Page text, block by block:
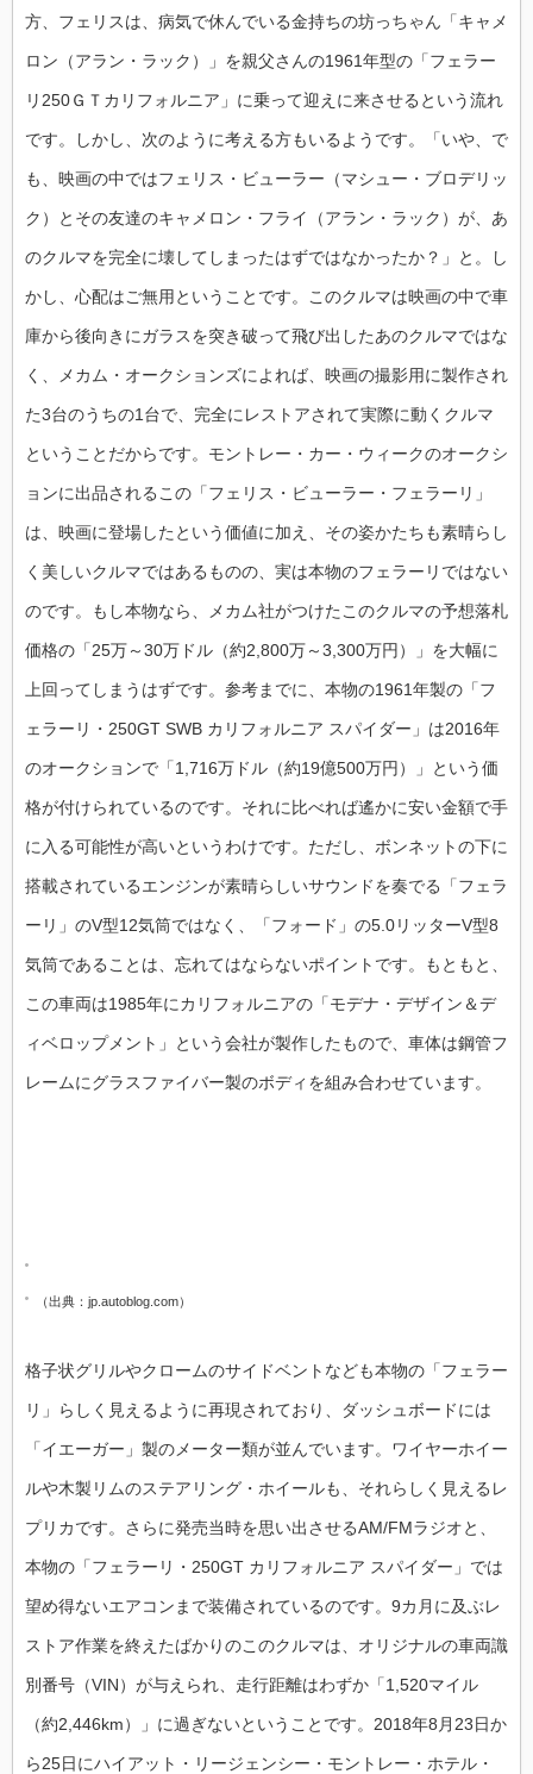
方、フェリスは、病気で休んでいる金持ちの坊っちゃん「キャメ
ロン（アラン・ラック）」を親父さんの1961年型の「フェラー
リ250ＧＴカリフォルニア」に乗って迎えに来させるという流れ
です。しかし、次のように考える方もいるようです。「いや、で
も、映画の中ではフェリス・ビューラー（マシュー・ブロデリッ
ク）とその友達のキャメロン・フライ（アラン・ラック）が、あ
のクルマを完全に壊してしまったはずではなかったか？」と。し
かし、心配はご無用ということです。このクルマは映画の中で車
庫から後向きにガラスを突き破って飛び出したあのクルマではな
く、メカム・オークションズによれば、映画の撮影用に製作され
た3台のうちの1台で、完全にレストアされて実際に動くクルマ
ということだからです。モントレー・カー・ウィークのオークシ
ョンに出品されるこの「フェリス・ビューラー・フェラーリ」
は、映画に登場したという価値に加え、その姿かたちも素晴らし
く美しいクルマではあるものの、実は本物のフェラーリではない
のです。もし本物なら、メカム社がつけたこのクルマの予想落札
価格の「25万～30万ドル（約2,800万～3,300万円）」を大幅に
上回ってしまうはずです。参考までに、本物の1961年製の「フ
ェラーリ・250GT SWB カリフォルニア スパイダー」は2016年
のオークションで「1,716万ドル（約19億500万円）」という価
格が付けられているのです。それに比べれば遙かに安い金額で手
に入る可能性が高いというわけです。ただし、ボンネットの下に
搭載されているエンジンが素晴らしいサウンドを奏でる「フェラ
ーリ」のV型12気筒ではなく、「フォード」の5.0リッターV型8
気筒であることは、忘れてはならないポイントです。もともと、
この車両は1985年にカリフォルニアの「モデナ・デザイン＆デ
ィベロップメント」という会社が製作したもので、車体は鋼管フ
レームにグラスファイバー製のボディを組み合わせています。
（出典：jp.autoblog.com）
格子状グリルやクロームのサイドベントなども本物の「フェラー
リ」らしく見えるように再現されており、ダッシュボードには
「イエーガー」製のメーター類が並んでいます。ワイヤーホイー
ルや木製リムのステアリング・ホイールも、それらしく見えるレ
プリカです。さらに発売当時を思い出させるAM/FMラジオと、
本物の「フェラーリ・250GT カリフォルニア スパイダー」では
望め得ないエアコンまで装備されているのです。9カ月に及ぶレ
ストア作業を終えたばかりのこのクルマは、オリジナルの車両識
別番号（VIN）が与えられ、走行距離はわずか「1,520マイル
（約2,446km）」に過ぎないということです。2018年8月23日か
ら25日にハイアット・リージェンシー・モントレー・ホテル・